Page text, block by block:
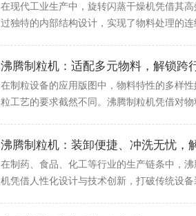
在现代工业生产中，旋转闪蒸干燥机凭借其
过独特的内部结构设计，实现了物料处理的
沸腾制粒机：适配多元物料，解锁跨
在制粒设备的应用版图中，物料特性的多样
粒工艺的要求截然不同。沸腾制粒机凭借对
沸腾制粒机：装卸便捷、冲洗无忧，
在制药、食品、化工等行业的生产链条中，
机凭借人性化设计与技术创新，打破传统设